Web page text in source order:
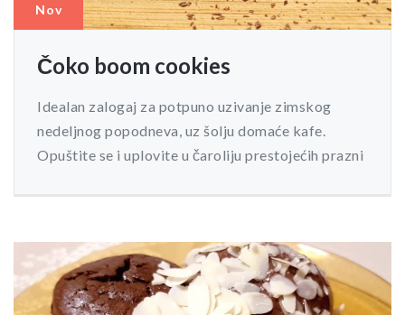
Nov
Čoko boom cookies
Idealan zalogaj za potpuno uzivanje zimskog
nedeljnog popodneva, uz šolju domaće kafe.
Opuštite se i uplovite u čaroliju prestojećih prazni